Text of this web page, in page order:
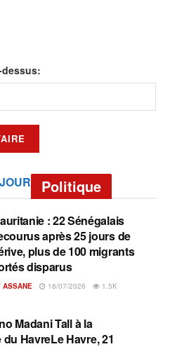
Politique
: 22 Sénégalais
après 25 jours de
plus de 100 migrants
disparus
ASSANE 18/07/2026 1.5K
Madani Tall à la
HavreLe Havre, 21